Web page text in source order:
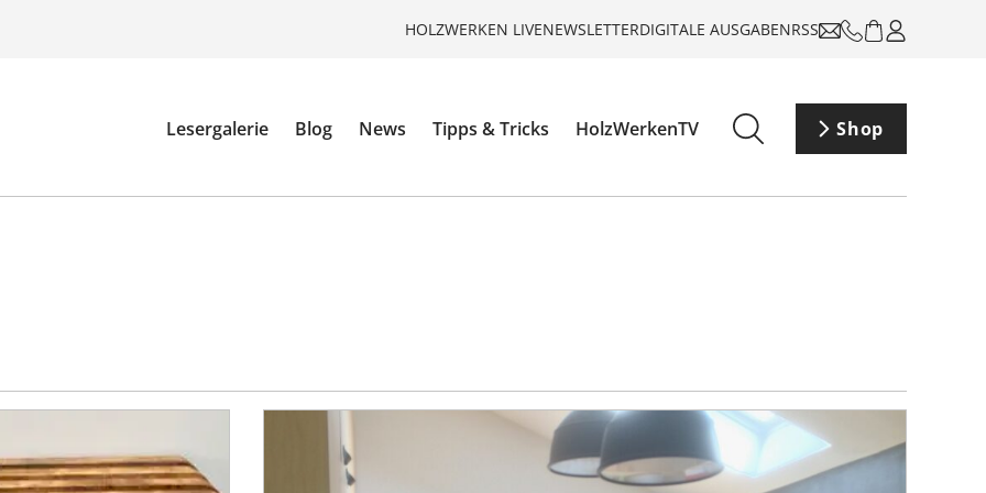
HOLZWERKEN LIVENEWSLETTERDIGITALE AUSGABENRSS
Lesergalerie Blog News Tipps & Tricks HolzWerkenTV Shop